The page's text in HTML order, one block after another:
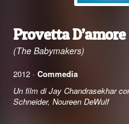
Provetta D’amore
(The Babymakers)
2012 · Commedia
Un film di Jay Chandrasekhar
Schneider, Noureen DeWulf